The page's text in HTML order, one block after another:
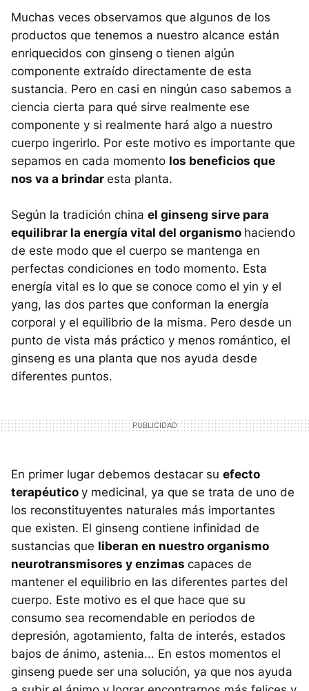
Muchas veces observamos que algunos de los
productos que tenemos a nuestro alcance están
enriquecidos con ginseng o tienen algún
componente extraído directamente de esta
sustancia. Pero en casi en ningún caso sabemos a
ciencia cierta para qué sirve realmente ese
componente y si realmente hará algo a nuestro
cuerpo ingerirlo. Por este motivo es importante que
sepamos en cada momento los beneficios que
nos va a brindar esta planta.
Según la tradición china el ginseng sirve para
equilibrar la energía vital del organismo haciendo
de este modo que el cuerpo se mantenga en
perfectas condiciones en todo momento. Esta
energía vital es lo que se conoce como el yin y el
yang, las dos partes que conforman la energía
corporal y el equilibrio de la misma. Pero desde un
punto de vista más práctico y menos romántico, el
ginseng es una planta que nos ayuda desde
diferentes puntos.
En primer lugar debemos destacar su efecto
terapéutico y medicinal, ya que se trata de uno de
los reconstituyentes naturales más importantes
que existen. El ginseng contiene infinidad de
sustancias que liberan en nuestro organismo
neurotransmisores y enzimas capaces de
mantener el equilibrio en las diferentes partes del
cuerpo. Este motivo es el que hace que su
consumo sea recomendable en periodos de
depresión, agotamiento, falta de interés, estados
bajos de ánimo, astenia... En estos momentos el
ginseng puede ser una solución, ya que nos ayuda